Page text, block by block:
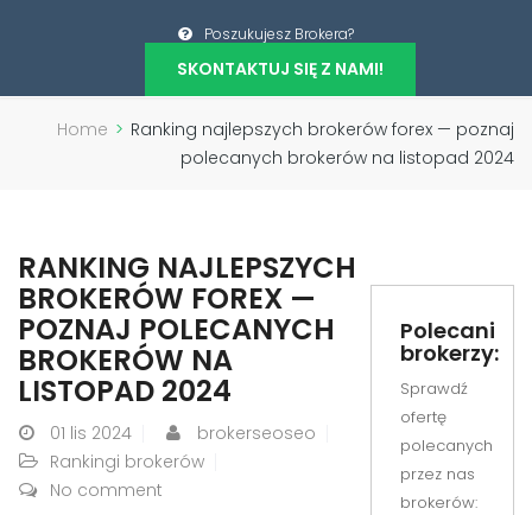
Poszukujesz Brokera?
SKONTAKTUJ SIĘ Z NAMI!
Home > Ranking najlepszych brokerów forex — poznaj
polecanych brokerów na listopad 2024
RANKING NAJLEPSZYCH
BROKERÓW FOREX —
POZNAJ POLECANYCH
BROKERÓW NA
LISTOPAD 2024
01 lis 2024
brokerseoseo
Rankingi brokerów
No comment
Polecani
brokerzy:
Sprawdź
ofertę
polecanych
przez nas
brokerów: